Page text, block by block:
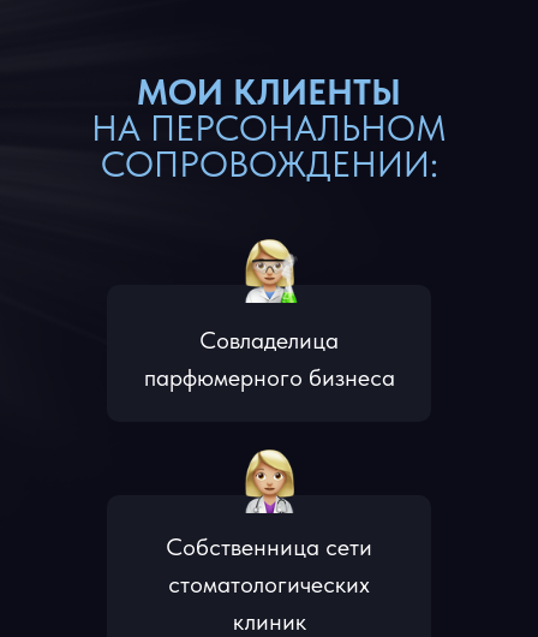
МОИ КЛИЕНТЫ
НА ПЕРСОНАЛЬНОМ
СОПРОВОЖДЕНИИ:
Собственница сети
стоматологических
клиник
Совладелица
парфюмерного бизнеса